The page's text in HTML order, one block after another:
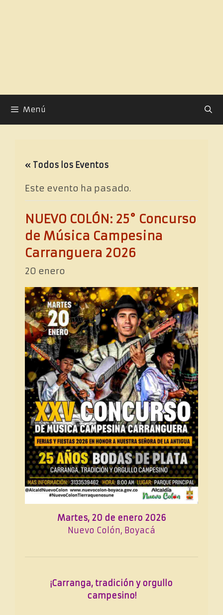
Menú
« Todos los Eventos
Este evento ha pasado.
NUEVO COLÓN: 25° Concurso
de Música Campesina
Carranguera 2026
20 enero
Martes, 20 de enero 2026
Nuevo Colón, Boyacá
¡Carranga, tradición y orgullo
campesino!